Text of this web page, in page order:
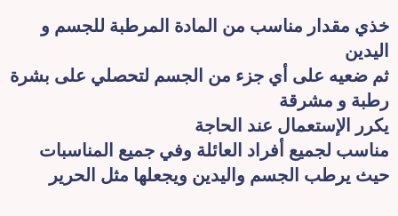
خذي مقدار مناسب من المادة المرطبة للجسم و
اليدين
ثم ضعيه على أي جزء من الجسم لتحصلي على بشرة
رطبة و مشرقة
يكرر الإستعمال عند الحاجة
مناسب لجميع أفراد العائلة وفي جميع المناسبات
حيث يرطب الجسم واليدين ويجعلها مثل الحرير